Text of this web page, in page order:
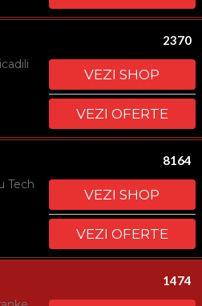
2370
VEZI SHOP
VEZI OFERTE
8164
VEZI SHOP
VEZI OFERTE
1474